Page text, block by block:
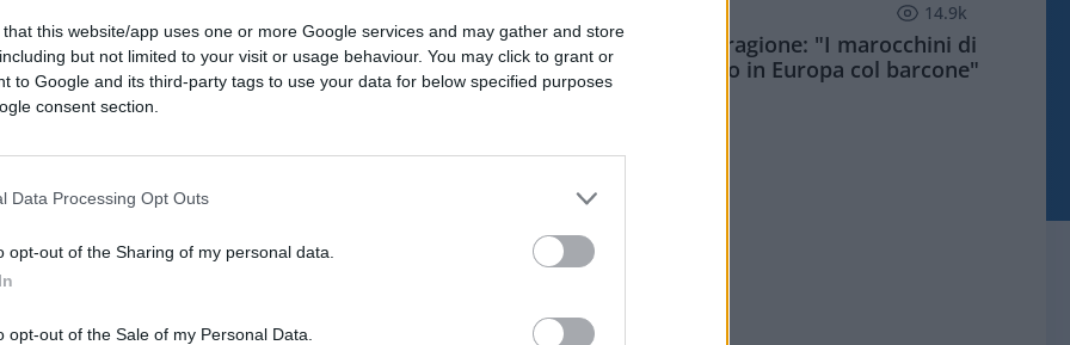
that this website/app uses one or more Google services and may gather and store
but not limited to your visit or usage behaviour. You may click to grant or
to Google and its third-party tags to use your data for below specified purposes
consent section.
Data Processing Opt Outs
opt-out of the Sharing of my personal data.
opt-out of the Sale of my Personal Data.
l'intelligenza artificiale)
su Google
14.9k
Meloni aveva ragione: "I marocchini di
Ceuta sbarcano in Europa col barcone"